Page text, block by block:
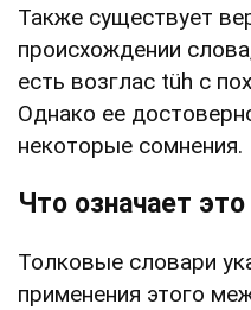
Также существует
происхождении
есть возглас tüh с
Однако ее
некоторые сомнения.
Что означает
Толковые словари
применения этого